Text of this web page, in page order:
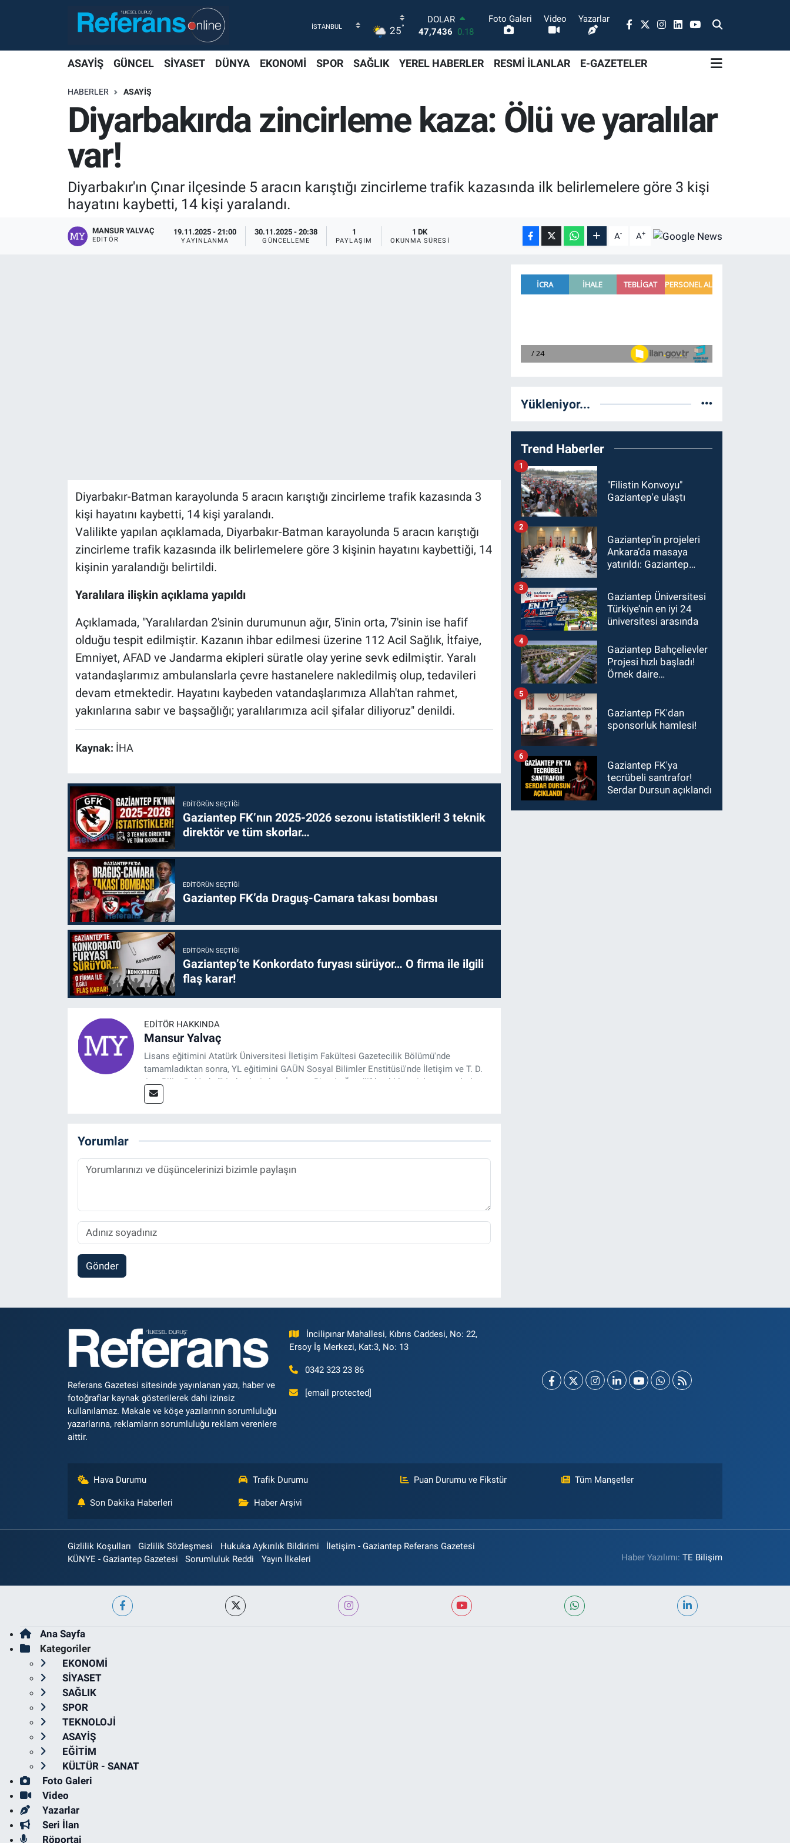
25°
DOLAR
47,7436 0.18
STERLİN
6660.55
BİST100
13.779 -14
Foto Galeri Video Yazarlar
ASAYİŞ GÜNCEL SİYASET DÜNYA EKONOMİ SPOR SAĞLIK YEREL HABERLER RESMİ İLANLAR E-GAZETELER
HABERLER ASAYİŞ
Diyarbakırda zincirleme kaza: Ölü ve yaralılar
var!
Diyarbakır'ın Çınar ilçesinde 5 aracın karıştığı zincirleme trafik kazasında ilk belirlemelere göre 3 kişi
hayatını kaybetti, 14 kişi yaralandı.
MANSUR YALVAÇ
EDITÖR
19.11.2025 - 21:00
YAYINLANMA
30.11.2025 - 20:38
GÜNCELLEME
1
PAYLAŞIM
1 DK
OKUNMA SÜRESI A- A+
Diyarbakır-Batman karayolunda 5 aracın karıştığı zincirleme trafik kazasında 3
kişi hayatını kaybetti, 14 kişi yaralandı.
Valilikte yapılan açıklamada, Diyarbakır-Batman karayolunda 5 aracın karıştığı
zincirleme trafik kazasında ilk belirlemelere göre 3 kişinin hayatını kaybettiği, 14
kişinin yaralandığı belirtildi.
Yaralılara ilişkin açıklama yapıldı
Açıklamada, "Yaralılardan 2'sinin durumunun ağır, 5'inin orta, 7'sinin ise hafif
olduğu tespit edilmiştir. Kazanın ihbar edilmesi üzerine 112 Acil Sağlık, İtfaiye,
Emniyet, AFAD ve Jandarma ekipleri süratle olay yerine sevk edilmiştir. Yaralı
vatandaşlarımız ambulanslarla çevre hastanelere nakledilmiş olup, tedavileri
devam etmektedir. Hayatını kaybeden vatandaşlarımıza Allah'tan rahmet,
yakınlarına sabır ve başsağlığı; yaralılarımıza acil şifalar diliyoruz" denildi.
Kaynak: İHA
EDITÖRÜN SEÇTIĞI
Gaziantep FK’nın 2025-2026 sezonu istatistikleri! 3 teknik
direktör ve tüm skorlar…
EDITÖRÜN SEÇTIĞI
Gaziantep FK’da Draguş-Camara takası bombası
EDITÖRÜN SEÇTIĞI
Gaziantep’te Konkordato furyası sürüyor… O firma ile ilgili
flaş karar!
EDITÖR HAKKINDA
Mansur Yalvaç
Lisans eğitimini Atatürk Üniversitesi İletişim Fakültesi Gazetecilik Bölümü'nde
tamamladıktan sonra, YL eğitimini GAÜN Sosyal Bilimler Enstitüsü'nde İletişim ve T. D.
Ana Bilim Dalı'nda “Medyada Anlam İnşası: Bitcoin Örneği” başlıklı teziyle tamamladı.
2014 yılında başladığı profesyonel kariyerini halen Referansgazetesi.com.tr'de Güncel,
Yorumlar
Gönder
Yükleniyor...
Trend Haberler
"Filistin Konvoyu"
Gaziantep'e ulaştı
1
Gaziantep’in projeleri
Ankara’da masaya
yatırıldı: Gaziantep
Şimşek’e ziyaret!
2
Gaziantep Üniversitesi
Türkiye’nin en iyi 24
üniversitesi arasında
3
Gaziantep Bahçelievler
Projesi hızlı başladı!
Örnek daire
4
Gaziantep FK'dan
sponsorluk hamlesi!
5
Gaziantep FK'ya
tecrübeli santrafor!
Serdar Dursun açıklandı
6
Referans Gazetesi sitesinde yayınlanan yazı, haber ve
fotoğraflar kaynak gösterilerek dahi izinsiz
kullanılamaz. Makale ve köşe yazılarının sorumluluğu
yazarlarına, reklamların sorumluluğu reklam verenlere
aittir.
İncilipınar Mahallesi, Kıbrıs Caddesi, No: 22,
Ersoy İş Merkezi, Kat:3, No: 13
0342 323 23 86
[email protected]
Hava Durumu Trafik Durumu Puan Durumu ve Fikstür Tüm Manşetler
Son Dakika Haberleri Haber Arşivi
Gizlilik Koşulları Gizlilik Sözleşmesi Hukuka Aykırılık Bildirimi
İletişim - Gaziantep Referans Gazetesi
KÜNYE - Gaziantep Gazetesi
Sorumluluk Reddi Yayın İlkeleri Haber Yazılımı:TE Bilişim
Ana Sayfa
Kategoriler
EKONOMİ
SİYASET
SAĞLIK
SPOR
TEKNOLOJİ
ASAYİŞ
EĞİTİM
KÜLTÜR - SANAT
Foto Galeri
Video
Yazarlar
Seri İlan
Röportaj